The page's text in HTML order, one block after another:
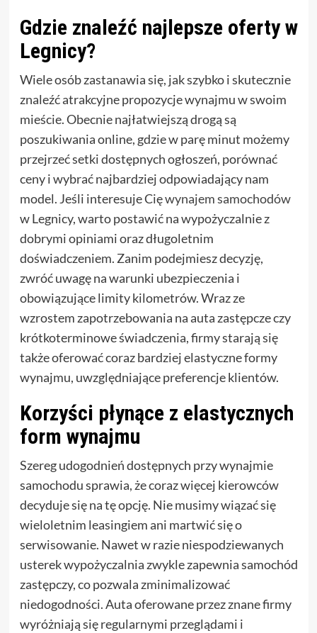
Gdzie znaleźć najlepsze oferty w
Legnicy?
Wiele osób zastanawia się, jak szybko i skutecznie
znaleźć atrakcyjne propozycje wynajmu w swoim
mieście. Obecnie najłatwiejszą drogą są
poszukiwania online, gdzie w parę minut możemy
przejrzeć setki dostępnych ogłoszeń, porównać
ceny i wybrać najbardziej odpowiadający nam
model. Jeśli interesuje Cięwynajem samochodów
w Legnicy, warto postawić na wypożyczalnie z
dobrymi opiniami oraz długoletnim
doświadczeniem. Zanim podejmiesz decyzję,
zwróć uwagę na warunki ubezpieczenia i
obowiązujące limity kilometrów. Wraz ze
wzrostem zapotrzebowania na auta zastępcze czy
krótkoterminowe świadczenia, firmy starają się
także oferować coraz bardziej elastyczne formy
wynajmu, uwzględniające preferencje klientów.
Korzyści płynące z elastycznych
form wynajmu
Szereg udogodnień dostępnych przy wynajmie
samochodu sprawia, że coraz więcej kierowców
decyduje się na tę opcję. Nie musimy wiązać się
wieloletnim leasingiem ani martwić się o
serwisowanie. Nawet w razie niespodziewanych
usterek wypożyczalnia zwykle zapewnia samochód
zastępczy, co pozwala zminimalizować
niedogodności. Auta oferowane przez znane firmy
wyróżniają się regularnymi przeglądami i